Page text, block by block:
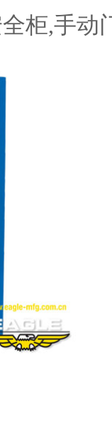
柜,手动